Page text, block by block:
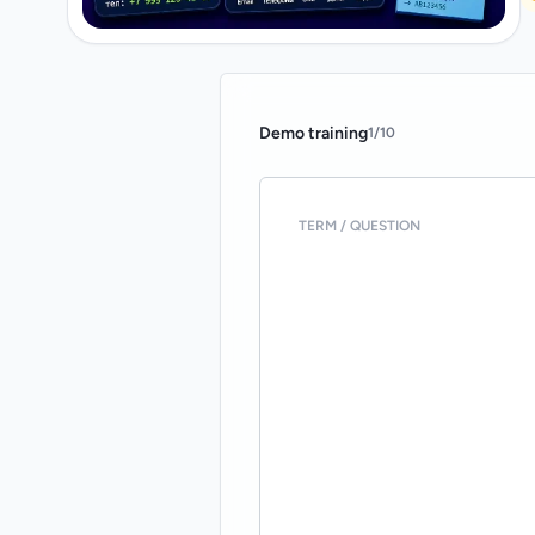
Demo training1/10
TERM / QUESTION